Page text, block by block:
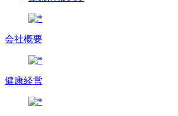
会社概要
健康経営